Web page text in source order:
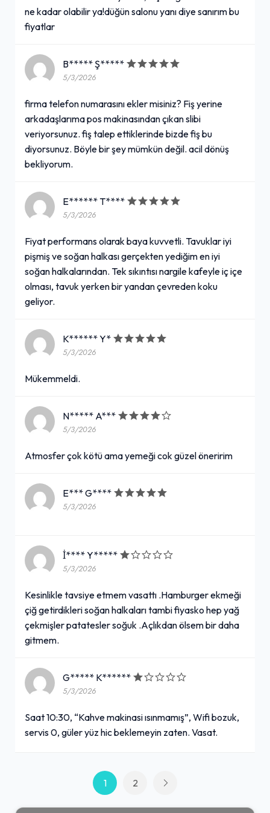
ne kadar olabilir ya!düğün salonu yanı diye sanırım bu
fiyatlar
B***** Ş*****
5/3/2026
firma telefon numarasını ekler misiniz? Fiş yerine
arkadaşlarıma pos makinasından çıkan slibi
veriyorsunuz. fiş talep ettiklerinde bizde fiş bu
diyorsunuz. Böyle bir şey mümkün değil. acil dönüş
bekliyorum.
E****** T****
5/3/2026
Fiyat performans olarak baya kuvvetli. Tavuklar iyi
pişmiş ve soğan halkası gerçekten yediğim en iyi
soğan halkalarından. Tek sıkıntısı nargile kafeyle iç içe
olması, tavuk yerken bir yandan çevreden koku
geliyor.
K****** Y*
5/3/2026
Mükemmeldi.
N***** A***
5/3/2026
Atmosfer çok kötü ama yemeği cok güzel öneririm
E*** G****
5/3/2026
İ**** Y*****
5/3/2026
Kesinlikle tavsiye etmem vasattı .Hamburger ekmeği
çiğ getirdikleri soğan halkaları tambi fiyasko hep yağ
çekmişler patatesler soğuk .Açlıkdan ölsem bir daha
gitmem.
G***** K******
5/3/2026
Saat 10:30, “Kahve makinasi ısınmamış”, Wifi bozuk,
servis 0, güler yüz hic beklemeyin zaten. Vasat.
1 2